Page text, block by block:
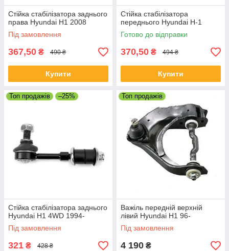
Стійка стабілізатора заднього
права Hyundai H1 2008
Під замовлення
367,50 ₴ 490 ₴
Купити
Стійка стабілізатора
переднього Hyundai H-1
Готово до відправки
370,50 ₴ 494 ₴
Купити
Топ продажів –25%
Стійка стабілізатора заднього
Hyundai H1 4WD 1994-
Під замовлення
321 ₴ 428 ₴
Топ продажів
Важіль передній верхній
лівий Hyundai H1 96-
Під замовлення
4 190 ₴